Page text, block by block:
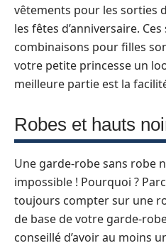
vêtements pour les sorties
les fêtes d’anniversaire.
combinaisons pour filles
votre petite princesse un
meilleure partie est la
Robes et hauts
Une garde-robe sans robe
impossible ! Pourquoi ?
toujours compter sur une
de base de votre garde-
conseillé d’avoir au moins